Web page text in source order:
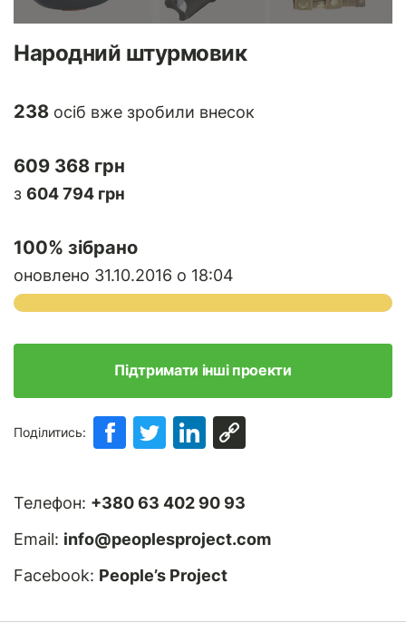
Народний штурмовик
238 осіб вже зробили внесок
609 368 грн
з 604 794 грн
100% зібрано
оновлено 31.10.2016 о 18:04
Підтримати інші проекти
Поділитись:
Телефон: +380 63 402 90 93
Email: info@peoplesproject.com
Facebook: People’s Project